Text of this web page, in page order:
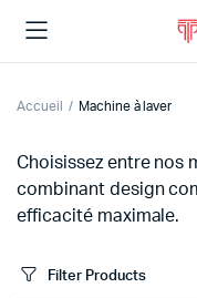
Accueil Machine à laver
Choisissez entre nos
combinant design
efficacité maximale.
Filter Products